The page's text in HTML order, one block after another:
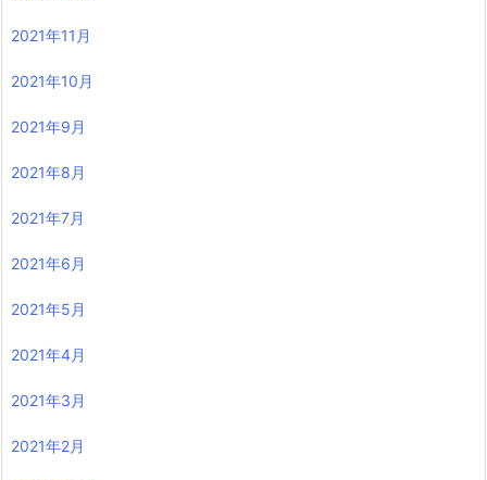
2021年11月
2021年10月
2021年9月
2021年8月
2021年7月
2021年6月
2021年5月
2021年4月
2021年3月
2021年2月